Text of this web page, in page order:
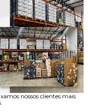
nossos clientes mais